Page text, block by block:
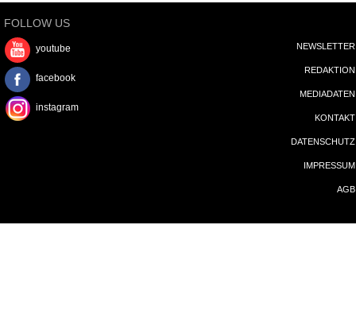
FOLLOW US
youtube
facebook
instagram
NEWSLETTER
REDAKTION
MEDIADATEN
KONTAKT
DATENSCHUTZ
IMPRESSUM
AGB